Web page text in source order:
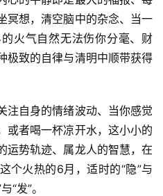
冥想，清空脑中的杂念、当一
火气自然无法伤你分毫、财
极致的自律与清明中顺带获得
注自身的情绪波动、当你感觉
或者喝一杯凉开水，这小小的
运势轨迹、属龙人的智慧，在
个火热的6月，适时的“隐”与
“发”。